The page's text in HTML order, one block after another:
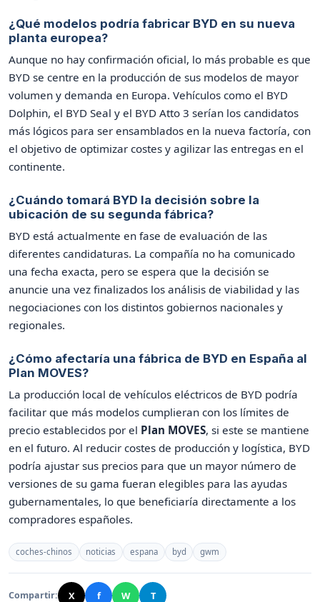
¿Qué modelos podría fabricar BYD en su nueva
planta europea?
Aunque no hay confirmación oficial, lo más probable es que
BYD se centre en la producción de sus modelos de mayor
volumen y demanda en Europa. Vehículos como el BYD
Dolphin, el BYD Seal y el BYD Atto 3 serían los candidatos
más lógicos para ser ensamblados en la nueva factoría, con
el objetivo de optimizar costes y agilizar las entregas en el
continente.
¿Cuándo tomará BYD la decisión sobre la
ubicación de su segunda fábrica?
BYD está actualmente en fase de evaluación de las
diferentes candidaturas. La compañía no ha comunicado
una fecha exacta, pero se espera que la decisión se
anuncie una vez finalizados los análisis de viabilidad y las
negociaciones con los distintos gobiernos nacionales y
regionales.
¿Cómo afectaría una fábrica de BYD en España al
Plan MOVES?
La producción local de vehículos eléctricos de BYD podría
facilitar que más modelos cumplieran con los límites de
precio establecidos por el Plan MOVES, si este se mantiene
en el futuro. Al reducir costes de producción y logística, BYD
podría ajustar sus precios para que un mayor número de
versiones de su gama fueran elegibles para las ayudas
gubernamentales, lo que beneficiaría directamente a los
compradores españoles.
coches-chinos noticias espana byd gwm
Compartir: X f W T